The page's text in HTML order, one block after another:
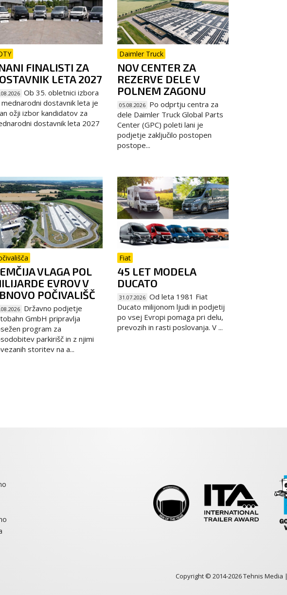
FINALISTI ZA
LETA 2027
Ob 35. obletnici izbora
mednarodni dostavnik leta je
ožji izbor kandidatov za
dostavnik leta 2027
Daimler Truck
NOV CENTER ZA
REZERVE DELE V
POLNEM ZAGONU
05.08.2026 Po odprtju centra za
dele Daimler Truck Global Parts
Center (GPC) poleti lani je
podjetje zaključilo postopen
postope...
VLAGA POL
EVROV V
POČIVALIŠČ
Državno podjetje
GmbH pripravlja
program za
parkirišč in z njimi
storitev na a...
Fiat
45 LET MODELA
DUCATO
31.07.2026 Od leta 1981 Fiat
Ducato milijonom ljudi in podjetij
po vsej Evropi pomaga pri delu,
prevozih in rasti poslovanja. V ...
Copyright © 2014-2026 Tehnis Media |